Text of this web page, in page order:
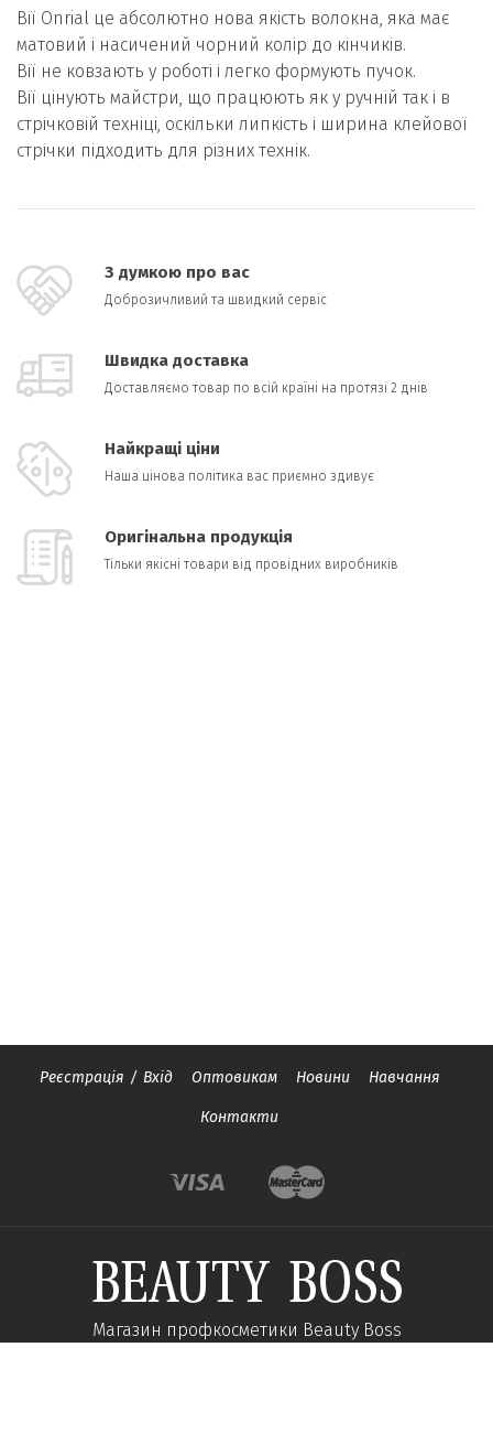
Вії Onrial це абсолютно нова якість волокна, яка має
матовий і насичений чорний колір до кінчиків.
Вії не ковзають у роботі і легко формують пучок.
Вії цінують майстри, що працюють як у ручній так і в
стрічковій техніці, оскільки липкість і ширина клейової
стрічки підходить для різних технік.
З думкою про вас
Доброзичливий та швидкий сервіс
Швидка доставка
Доставляємо товар по всій країні на протязі 2 днів
Найкращі ціни
Наша цінова політика вас приємно здивує
Оригінальна продукція
Тільки якісні товари від провідних виробників
Реєстрація / Вхід Оптовикам Новини Навчання
Контакти
Магазин профкосметики Beauty Boss